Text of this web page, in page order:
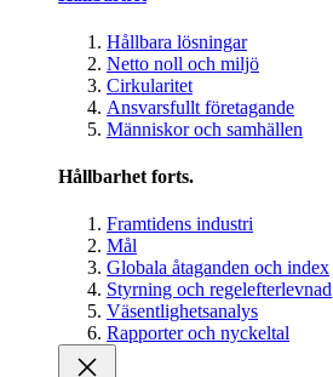
Hållbara lösningar
Netto noll och miljö
Cirkularitet
Ansvarsfullt företagande
Människor och samhällen
Hållbarhet forts.
Framtidens industri
Mål
Globala åtaganden och index
Styrning och regelefterlevnad
Väsentlighetsanalys
Rapporter och nyckeltal